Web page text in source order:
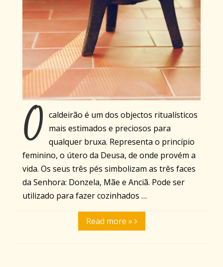
O caldeirão é um dos objectos ritualísticos
mais estimados e preciosos para
qualquer bruxa. Representa o princípio
feminino, o útero da Deusa, de onde provém a
vida. Os seus três pés simbolizam as três faces
da Senhora: Donzela, Mãe e Anciã. Pode ser
utilizado para fazer cozinhados …
Read more »